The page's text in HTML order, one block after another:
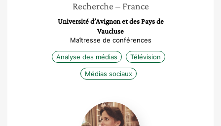
Recherche – France
Université d’Avignon et des Pays de
Vaucluse
Maîtresse de conférences
Analyse des médias Télévision
Médias sociaux
Alice
Antheaume